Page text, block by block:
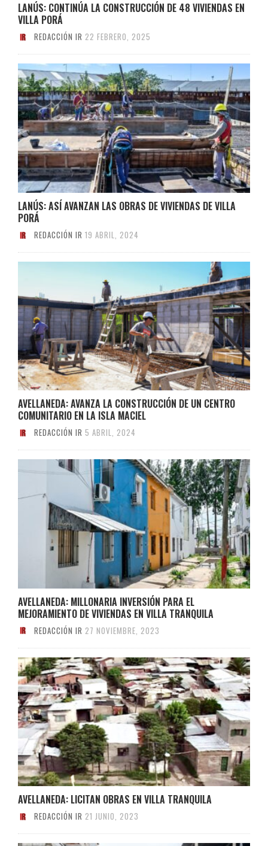
LANÚS: CONTINÚA LA CONSTRUCCIÓN DE 48 VIVIENDAS EN
VILLA PORÁ
REDACCIÓN IR 22 FEBRERO, 2025
LANÚS: ASÍ AVANZAN LAS OBRAS DE VIVIENDAS DE VILLA
PORÁ
REDACCIÓN IR 19 ABRIL, 2024
AVELLANEDA: AVANZA LA CONSTRUCCIÓN DE UN CENTRO
COMUNITARIO EN LA ISLA MACIEL
REDACCIÓN IR 5 ABRIL, 2024
AVELLANEDA: MILLONARIA INVERSIÓN PARA EL
MEJORAMIENTO DE VIVIENDAS EN VILLA TRANQUILA
REDACCIÓN IR 27 NOVIEMBRE, 2023
AVELLANEDA: LICITAN OBRAS EN VILLA TRANQUILA
REDACCIÓN IR 21 JUNIO, 2023